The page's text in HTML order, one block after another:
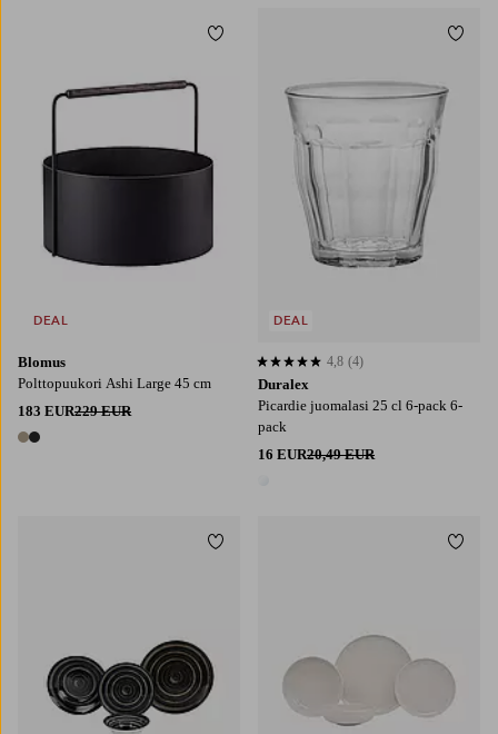
Blomus
Polttopuukori Ashi Large 45 cm
183 EUR229 EUR
2 värejä
DEAL
Lisää suosikkeihin
Duralex
Picardie juomalasi 25 cl 6-pack 6-
pack
16 EUR20,49 EUR
4,8 perustuen 4 arvosanaan
4,8 (4)
DEAL
Lisää suosikkeihin